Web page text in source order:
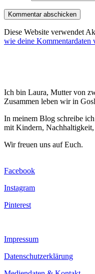
Diese Website verwendet
wie deine Kommentardaten
Ich bin Laura, Mutter von
Zusammen leben wir in
In meinem Blog schreibe
mit Kindern,
Wir freuen uns auf Euch.
Facebook
Instagram
Pinterest
Impressum
Datenschutzerklärung